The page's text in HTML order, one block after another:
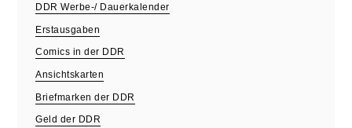
DDR Werbe-/ Dauerkalender
Erstausgaben
Comics in der DDR
Ansichtskarten
Briefmarken der DDR
Geld der DDR